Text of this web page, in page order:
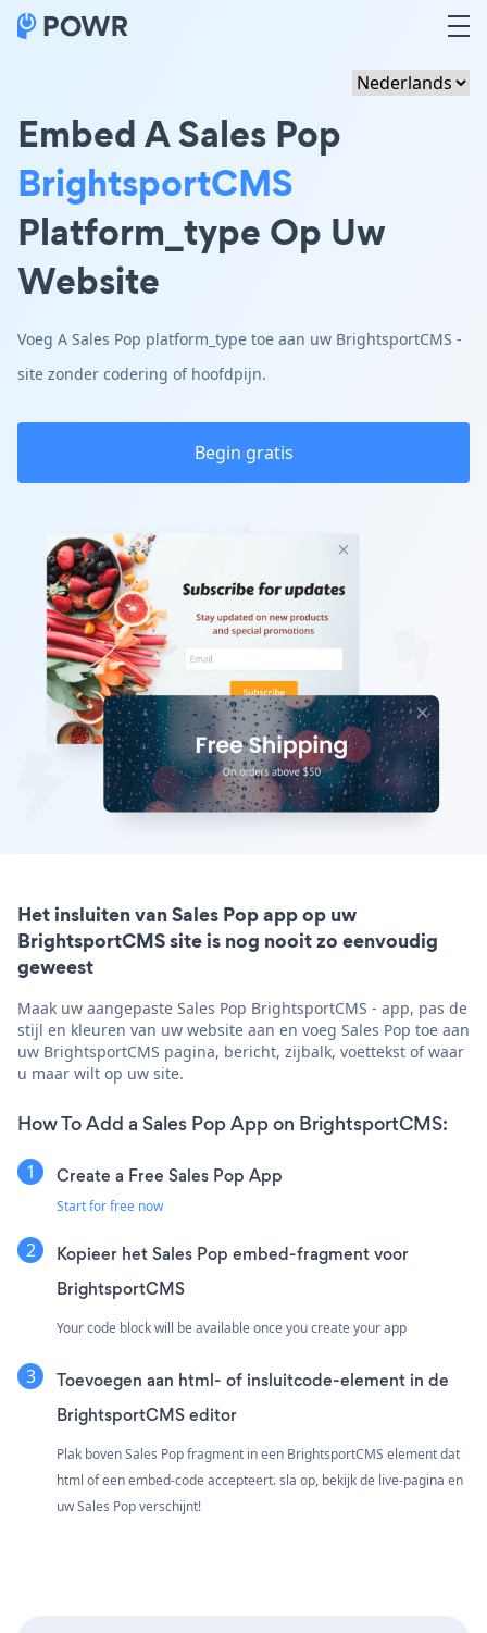
Embed A Sales Pop
BrightsportCMS
Platform_type Op Uw
Website
Voeg A Sales Pop platform_type toe aan uw BrightsportCMS -
site zonder codering of hoofdpijn.
Begin gratis
Het insluiten van Sales Pop app op uw
BrightsportCMS site is nog nooit zo eenvoudig
geweest
Maak uw aangepaste Sales Pop BrightsportCMS - app, pas de
stijl en kleuren van uw website aan en voeg Sales Pop toe aan
uw BrightsportCMS pagina, bericht, zijbalk, voettekst of waar
u maar wilt op uw site.
How To Add a Sales Pop App on BrightsportCMS:
Create a Free Sales Pop App
Start for free now
Kopieer het Sales Pop embed-fragment voor
BrightsportCMS
Your code block will be available once you create your app
Toevoegen aan html- of insluitcode-element in de
BrightsportCMS editor
Plak boven Sales Pop fragment in een BrightsportCMS element dat
html of een embed-code accepteert. sla op, bekijk de live-pagina en
uw Sales Pop verschijnt!